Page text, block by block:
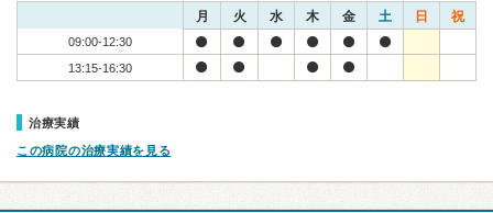
月 火 水 木 金 土 日 祝
09:00-12:30
13:15-16:30
治療実績
この病院の治療実績を見る